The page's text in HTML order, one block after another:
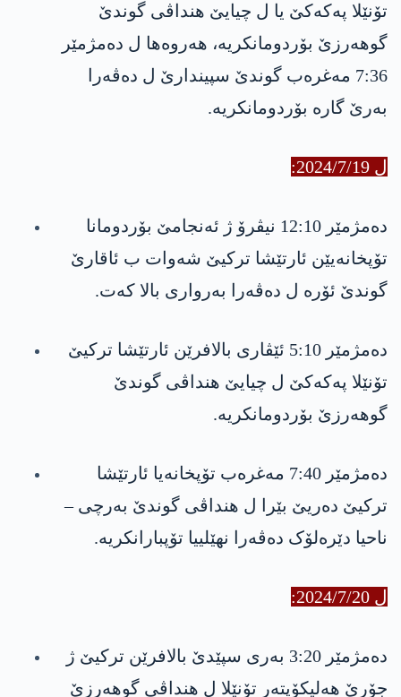
تۆنێلا ‎په‌كه‌كێ‏ یا ل چیایێ هنداڤی گوندێ
گوهەرزێ بۆردومانکریە، هەروەها ل دەمژمێر
‎7:36‏ مەغرەب گوندێ سپیندارێ ل دەڤەرا
بەرێ گارە بۆردومانکریە.
ل 2024/7/19:
دەمژمێر ‎12:10‏ نیڤرۆ ژ ئەنجامێ بۆردومانا
تۆپخانه‌یێن ئارتێشا تركیێ شه‌وات ب ئاقارێ
گوندێ ئۆرە ‏ل دەڤەرا بەرواری بالا كه‌ت.
دەمژمێر ‎5:10‏ ئێڤاری بالافرێن ئارتێشا تركیێ
تۆنێلا په‌كه‌كێ‏ ل چیایێ هنداڤی گوندێ
گوهەرزێ بۆردومانکریە.
دەمژمێر ‎7:40‏ مەغرەب تۆپخانه‌یا ئارتێشا
تركیێ دەریێ بێرا ل هنداڤی گوندێ بەرچی –
ناحیا دێرەلۆک دەڤەرا نهێلییا تۆپبارانکریە.
ل 2024/7/20:
دەمژمێر ‎3:20 بەری سپێدێ بالافرێن تركیێ ژ
جۆرێ هەلیکۆپتەر تۆنێلا ل هنداڤی گوهەرزێ